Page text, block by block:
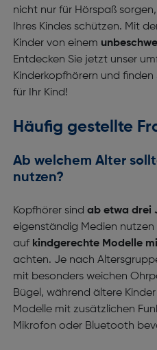
nicht nur für Hörspaß
Ihres Kindes schützen. Mit
Kinder von einem
Entdecken Sie jetzt unser
Kinderkopfhörern und finden
für Ihr Kind!
Häufig gestellte
Ab welchem Alter
nutzen?
Kopfhörer sind ab etwa drei
eigenständig Medien
auf kindgerechte Modelle
achten. Je nach
mit besonders weichen
Bügel, während ältere
Modelle mit zusätzlichen
Mikrofon oder Bluetooth